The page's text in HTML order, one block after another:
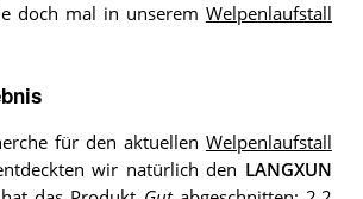
doch mal in unserem Welpenlaufstall
für den aktuellen Welpenlaufstall
wir natürlich den LANGXUN